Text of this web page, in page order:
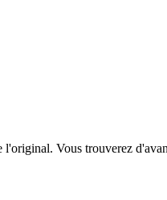
Vous trouverez